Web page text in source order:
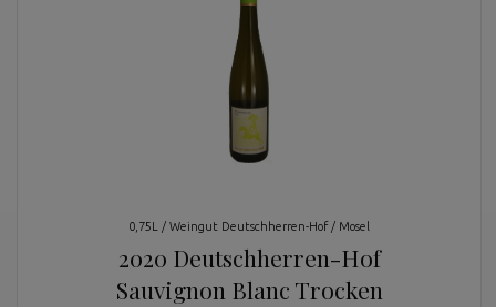
0,75L / Weingut Deutschherren-Hof / Mosel
2020 Deutschherren-Hof
Sauvignon Blanc Trocken